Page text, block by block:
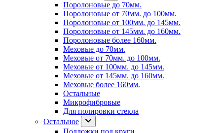
Поролоновые до 70мм.
Поролоновые от 70мм. до 100мм.
Поролоновые от 100мм. до 145мм.
Поролоновые от 145мм. до 160мм.
Поролоновые более 160мм.
Меховые до 70мм.
Меховые от 70мм. до 100мм.
Меховые от 100мм. до 145мм.
Меховые от 145мм. до 160мм.
Меховые более 160мм.
Остальные
Микрофибровые
Для полировки стекла
Остальное